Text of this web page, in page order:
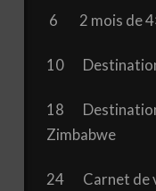
6 2 mois de
10 Destination
18 Destination
Zimbabwe
24 Carnet de